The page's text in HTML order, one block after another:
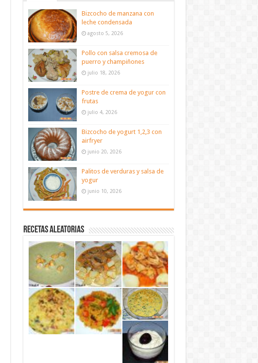
Bizcocho de manzana con
leche condensada
agosto 5, 2026
Pollo con salsa cremosa de
puerro y champiñones
julio 18, 2026
Postre de crema de yogur con
frutas
julio 4, 2026
Bizcocho de yogurt 1,2,3 con
airfryer
junio 20, 2026
Palitos de verduras y salsa de
yogur
junio 10, 2026
Recetas aleatorias